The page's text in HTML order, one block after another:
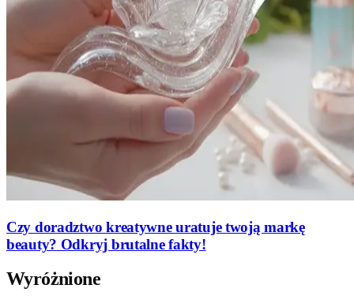
Czy doradztwo kreatywne uratuje twoją markę
beauty? Odkryj brutalne fakty!
Wyróżnione